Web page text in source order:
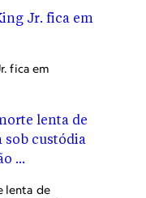
fica em
lenta de